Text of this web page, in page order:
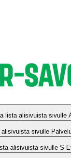
lista alisivuista sivulle
sivulle
alisivuista sivulle S-